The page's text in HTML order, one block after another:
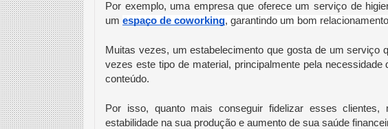
Por exemplo, uma empresa que oferece um serviço de
um espaço de coworking, garantindo um bom
Muitas vezes, um estabelecimento que gosta de um serviço
vezes este tipo de material, principalmente pela
conteúdo.
Por isso, quanto mais conseguir fidelizar esses
estabilidade na sua produção e aumento de sua saúde